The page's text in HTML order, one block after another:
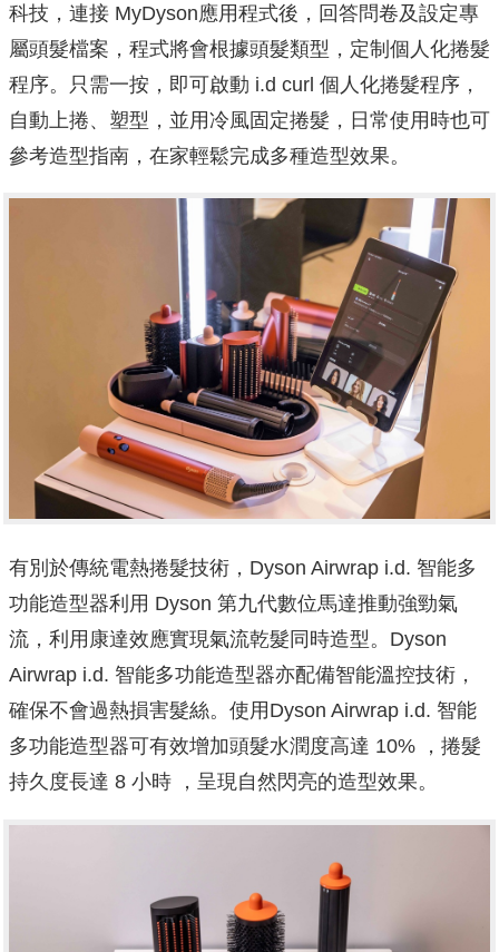
科技，連接 MyDyson應用程式後，回答問卷及設定專
屬頭髮檔案，程式將會根據頭髮類型，定制個人化捲髮
程序。只需一按，即可啟動 i.d curl 個人化捲髮程序，
自動上捲、塑型，並用冷風固定捲髮，日常使用時也可
參考造型指南，在家輕鬆完成多種造型效果。
有別於傳統電熱捲髮技術，Dyson Airwrap i.d. 智能多
功能造型器利用 Dyson 第九代數位馬達推動強勁氣
流，利用康達效應實現氣流乾髮同時造型。Dyson
Airwrap i.d. 智能多功能造型器亦配備智能溫控技術，
確保不會過熱損害髮絲。使用Dyson Airwrap i.d. 智能
多功能造型器可有效增加頭髮水潤度高達 10% ，捲髮
持久度長達 8 小時 ，呈現自然閃亮的造型效果。